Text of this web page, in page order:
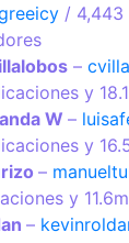
/ 4,443
–
y
W–
y
–
y
–